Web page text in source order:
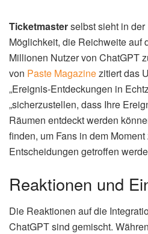
Ticketmasterselbst sieht in
Möglichkeit, die Reichweite auf
Millionen Nutzer von ChatGPT
von Paste Magazinezitiert das
„Ereignis-Entdeckungen in
„sicherzustellen, dass Ihre
Räumen entdeckt werden
finden, um Fans in dem
Entscheidungen getroffen
Reaktionen und
Die Reaktionen auf die
ChatGPT sind gemischt.